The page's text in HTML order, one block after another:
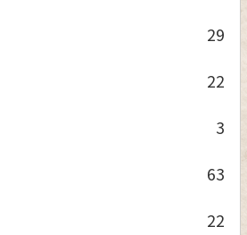
29
22
3
63
22